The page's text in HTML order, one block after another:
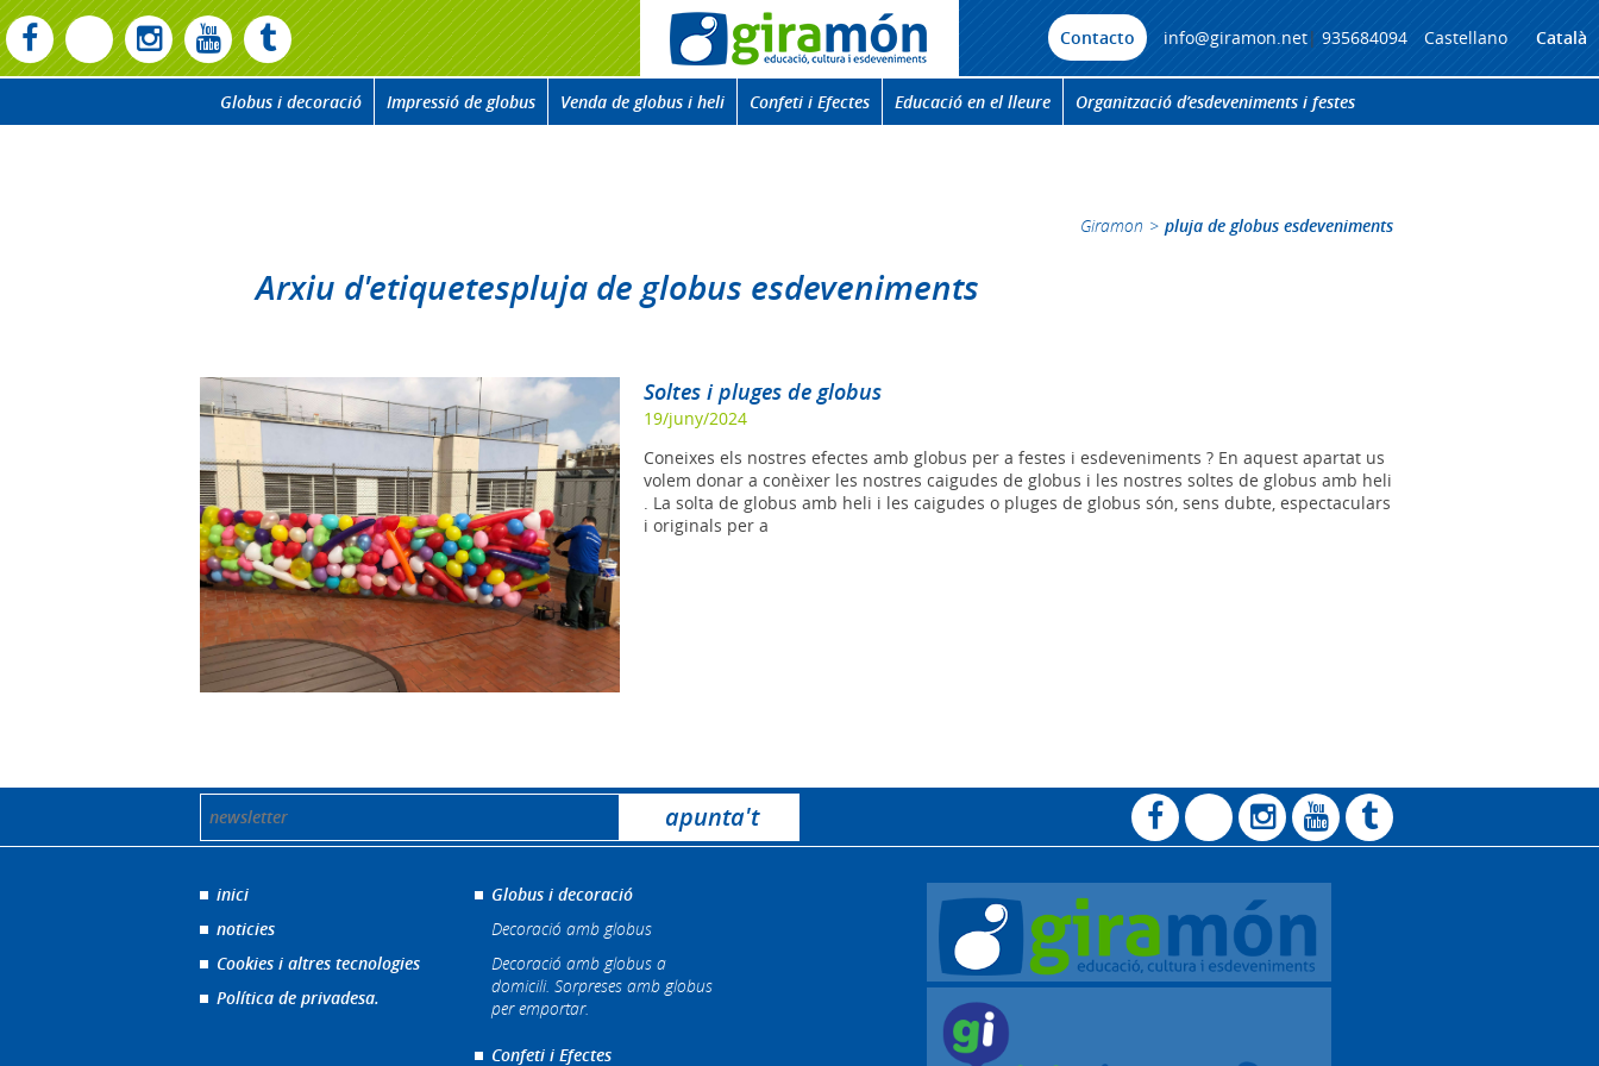
Contacto info@giramon.net| 935684094 Castellano Català
Globus i decoració Impressió de globus Venda de globus i heli Confeti i Efectes Educació en el lleure Organització d’esdeveniments i festes
Giramon > pluja de globus esdeveniments
Arxiu d'etiquetespluja de globus esdeveniments
Soltes i pluges de globus
19/juny/2024
Coneixes els nostres efectes amb globus per a festes i esdeveniments ? En aquest apartat us
volem donar a conèixer les nostres caigudes de globus i les nostres soltes de globus amb heli
. La solta de globus amb heli i les caigudes o pluges de globus són, sens dubte, espectaculars
i originals per a
inici
noticies
Cookies i altres tecnologies
Política de privadesa.
Globus i decoració
Decoració amb globus
Decoració amb globus a
domicili. Sorpreses amb globus
per emportar.
Confeti i Efectes